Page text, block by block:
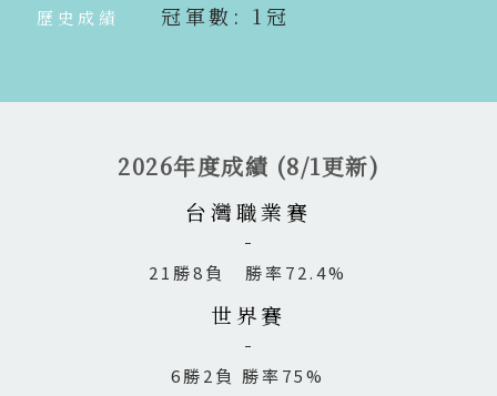
歷史成績 冠軍數: 1冠
2026年度成績 (8/1更新)
台灣職業賽
21勝8負 勝率72.4%
世界賽
6勝2負 勝率75%